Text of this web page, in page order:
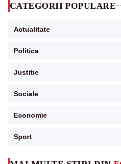
CATEGORII POPULARE
Actualitate
Politica
Justitie
Sociale
Economie
Sport